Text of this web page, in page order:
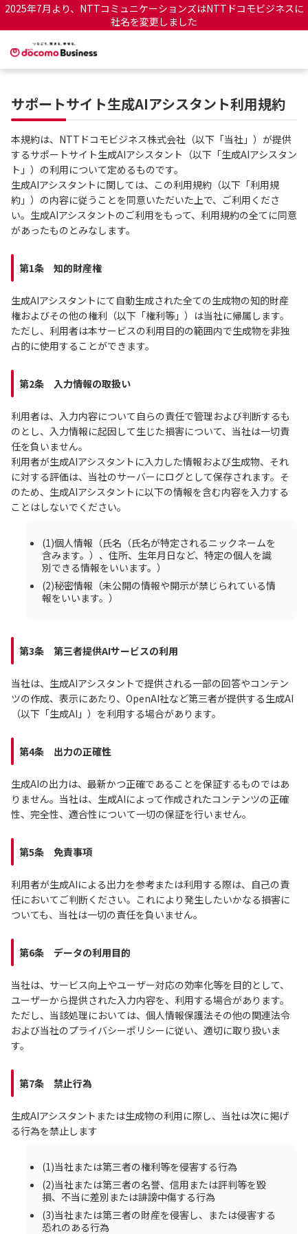
2025年7月より、NTTコミュニケーションズはNTTドコモビジネスに
社名を変更しました
サポートサイト生成AIアシスタント利用規約
本規約は、NTTドコモビジネス株式会社（以下「当社」）が提供
するサポートサイト生成AIアシスタント（以下「生成AIアシスタン
ト」）の利用について定めるものです。
生成AIアシスタントに関しては、この利用規約（以下「利用規
約」）の内容に従うことを同意いただいた上で、ご利用くださ
い。生成AIアシスタントのご利用をもって、利用規約の全てに同意
があったものとみなします。
第1条 知的財産権
生成AIアシスタントにて自動生成された全ての生成物の知的財産
権およびその他の権利（以下「権利等」）は当社に帰属します。
ただし、利用者は本サービスの利用目的の範囲内で生成物を非独
占的に使用することができます。
第2条 入力情報の取扱い
利用者は、入力内容について自らの責任で管理および判断するも
のとし、入力情報に起因して生じた損害について、当社は一切責
任を負いません。
利用者が生成AIアシスタントに入力した情報および生成物、それ
に対する評価は、当社のサーバーにログとして保存されます。そ
のため、生成AIアシスタントに以下の情報を含む内容を入力する
ことはしないでください。
(1)個人情報（氏名（氏名が特定されるニックネームを
含みます。）、住所、生年月日など、特定の個人を識
別できる情報をいいます。）
(2)秘密情報（未公開の情報や開示が禁じられている情
報をいいます。）
第3条 第三者提供AIサービスの利用
当社は、生成AIアシスタントで提供される一部の回答やコンテン
ツの作成、表示にあたり、OpenAI社など第三者が提供する生成AI
（以下「生成AI」）を利用する場合があります。
第4条 出力の正確性
生成AIの出力は、最新かつ正確であることを保証するものではあ
りません。当社は、生成AIによって作成されたコンテンツの正確
性、完全性、適合性について一切の保証を行いません。
第5条 免責事項
利用者が生成AIによる出力を参考または利用する際は、自己の責
任においてご判断ください。これにより発生したいかなる損害に
ついても、当社は一切の責任を負いません。
第6条 データの利用目的
当社は、サービス向上やユーザー対応の効率化等を目的として、
ユーザーから提供された入力内容を、利用する場合があります。
ただし、当該処理においては、個人情報保護法その他の関連法令
および当社のプライバシーポリシーに従い、適切に取り扱いま
す。
第7条 禁止行為
生成AIアシスタントまたは生成物の利用に際し、当社は次に掲げ
る行為を禁止します
(1)当社または第三者の権利等を侵害する行為
(2)当社または第三者の名誉、信用または評判等を毀
損、不当に差別または誹謗中傷する行為
(3)当社または第三者の財産を侵害し、または侵害する
恐れのある行為